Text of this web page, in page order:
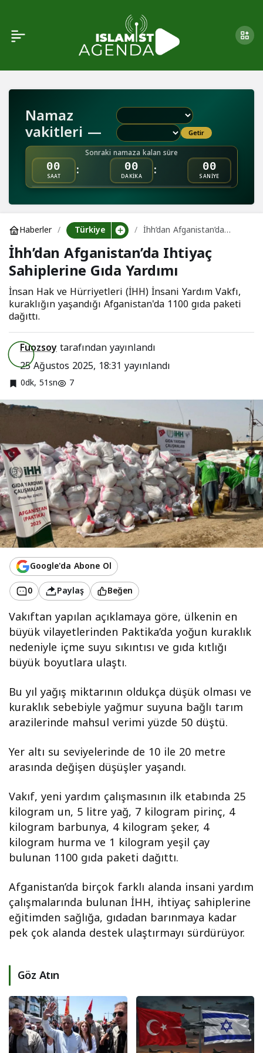
Namaz
vakitleri — Getir
Sonraki namaza kalan süre
00
SAAT : 00
DAKİKA : 00
SANİYE
Haberler Türkiye
İhh’dan Afganistan’da
Ihtiyaç Sahiplerine Gıda
Yardımı
İhh’dan Afganistan’da Ihtiyaç
Sahiplerine Gıda Yardımı
İnsan Hak ve Hürriyetleri (İHH) İnsani Yardım Vakfı,
kuraklığın yaşandığı Afganistan'da 1100 gıda paketi
dağıttı.
Fuozsoytarafından yayınlandı
25 Ağustos 2025, 18:31 yayınlandı
0dk, 51sn 7
Google'da Abone Ol
0
Paylaş Beğen
Vakıftan yapılan açıklamaya göre, ülkenin en
büyük vilayetlerinden Paktika’da yoğun kuraklık
nedeniyle içme suyu sıkıntısı ve gıda kıtlığı
büyük boyutlara ulaştı.
Bu yıl yağış miktarının oldukça düşük olması ve
kuraklık sebebiyle yağmur suyuna bağlı tarım
arazilerinde mahsul verimi yüzde 50 düştü.
Yer altı su seviyelerinde de 10 ile 20 metre
arasında değişen düşüşler yaşandı.
Vakıf, yeni yardım çalışmasının ilk etabında 25
kilogram un, 5 litre yağ, 7 kilogram pirinç, 4
kilogram barbunya, 4 kilogram şeker, 4
kilogram hurma ve 1 kilogram yeşil çay
bulunan 1100 gıda paketi dağıttı.
Afganistan’da birçok farklı alanda insani yardım
çalışmalarında bulunan İHH, ihtiyaç sahiplerine
eğitimden sağlığa, gıdadan barınmaya kadar
pek çok alanda destek ulaştırmayı sürdürüyor.
Göz Atın
Ihtiyaç Sahiplerine Gıda